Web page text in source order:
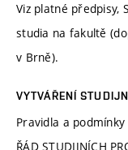
Viz platné předpisy,
studia na fakultě
v Brně).
VYTVÁŘENÍ
Pravidla a
ŘÁD STUDIJNÍCH